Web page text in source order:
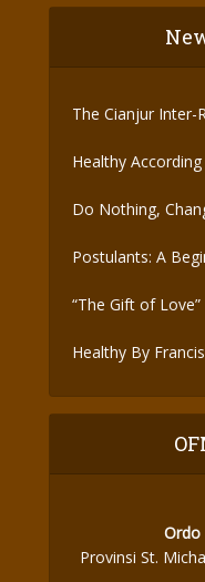
The Cianjur Inter-
Healthy
Do Nothing,
Postulants: A
“The Gift of Love”
Healthy By
Ordo
Provinsi St.